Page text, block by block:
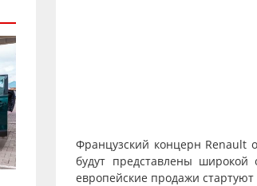
Французский концерн Renault
будут представлены
европейские продажи